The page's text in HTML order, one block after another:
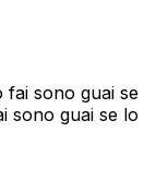
fai sono guai se
sono guai se lo